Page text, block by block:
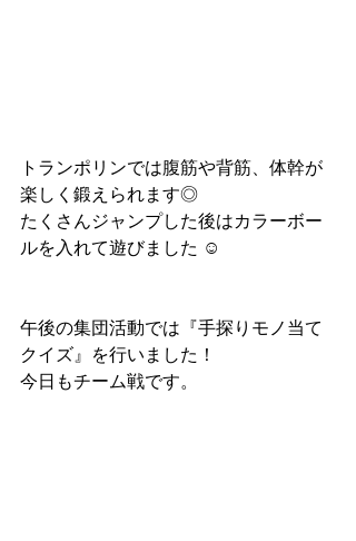
トランポリンでは腹筋や背筋、体幹が
楽しく鍛えられます◎
たくさんジャンプした後はカラーボー
ルを入れて遊びました ☺︎
午後の集団活動では『手探りモノ当て
クイズ』を行いました！
今日もチーム戦です。